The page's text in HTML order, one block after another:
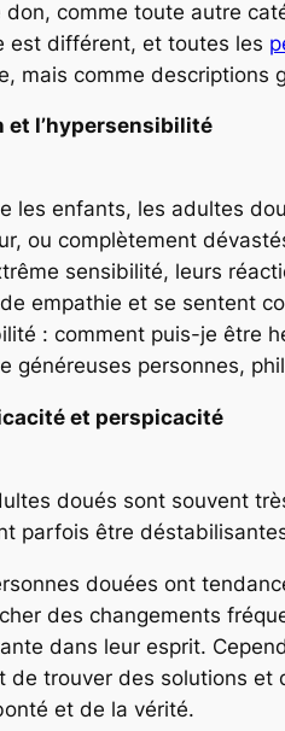
don, comme toute autre
est différent, et toutes les
mais comme descriptions
et l’hypersensibilité
les enfants, les adultes
ou complètement
sensibilité, leurs
empathie et se sentent
: comment puis-je être
généreuses personnes,
et perspicacité
doués sont souvent
parfois être
douées ont
des changements
dans leur esprit.
de trouver des solutions et
et de la vérité.